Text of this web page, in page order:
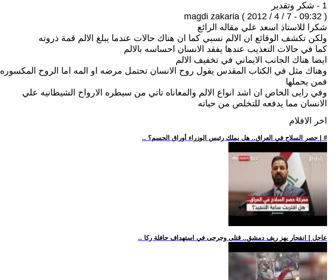
1 - شكر وتقدير
magdi zakaria ( 2012 / 4 / 7 - 09:32 )
شكرا للاستاذ اسعد علي مقاله الرائع
ولكن تكشف الوقائع ان الالم نسبي كما ان هناك حالات عندما يبلغ الالم قمة ذروته
كما في حالات التعذيب عندها يفقد الانسان احساسه بالالم
ايضا هناك الجانب الايماني في تخفيف الالم
وهناك مثل في الكتاب المقدس يقول روح الانسان تحتمل مرضه او المه اما الروح المكسوره
فمن يحملها
وفي رايى الخاص ان اشد انواع الالم والمعاناه تاتي من سيطره الارواح الشيطانيه علي
الانسان مما يدفعه للتخلص من حياته
اخر الافلام
.. حصر السلاح في العراق.. هل يملك رئيس الوزراء أوراق الحسم؟ | #
.. عاجل | انفجار يهز ريف دمشق.. قتلى وجرحى في استهداف حافلة ركا